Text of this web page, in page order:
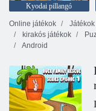
Kyodai pillangó
Online játékok
kirakós játékok
Android